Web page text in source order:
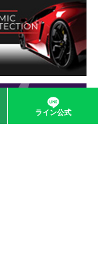
ライン公式